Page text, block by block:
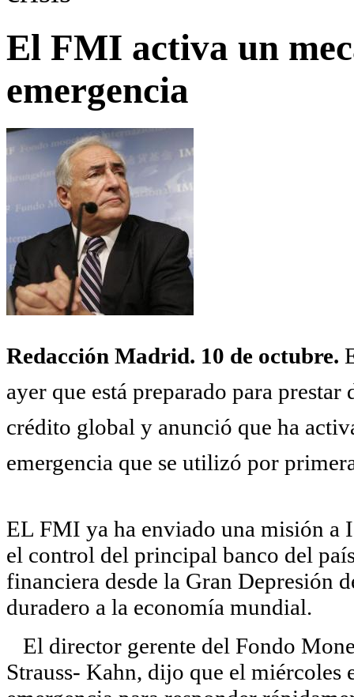
El FMI activa un
emergencia
Redacción Madrid. 10 de octubre.
ayer que está preparado para
crédito global y anunció que ha
emergencia que se utilizó por
EL FMI ya ha enviado una misión a
el control del principal banco del
financiera desde la Gran Depresión
duradero a la economía mundial.
El director gerente del Fondo
Strauss- Kahn, dijo que el